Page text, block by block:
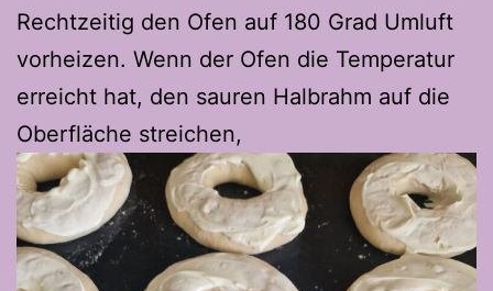
Rechtzeitig den Ofen auf 180 Grad Umluft
vorheizen. Wenn der Ofen die Temperatur
erreicht hat, den sauren Halbrahm auf die
Oberfläche streichen,